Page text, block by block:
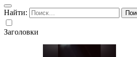
Найти:
Заголовки